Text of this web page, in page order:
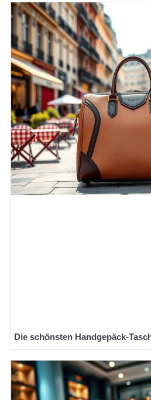
Die schönsten Handgepäck-